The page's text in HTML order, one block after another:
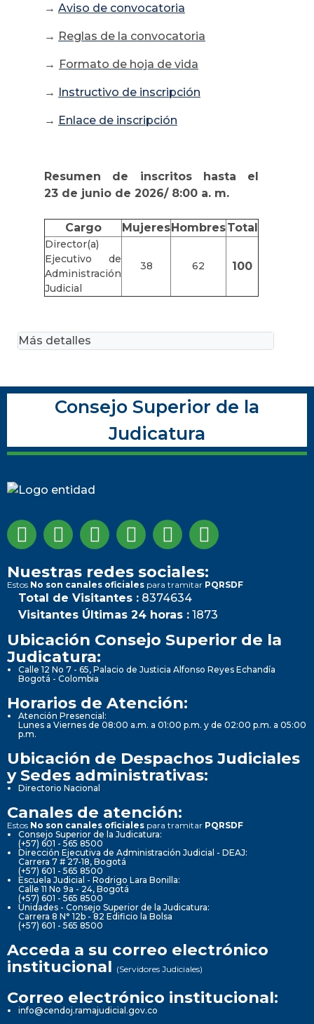
→ Aviso de convocatoria
→ Reglas de la convocatoria
→ Formato de hoja de vida
→ Instructivo de inscripción
→ Enlace de inscripción
Resumen de inscritos hasta el
23 de junio de 2026/ 8:00 a. m.
Cargo MujeresHombresTotal
Director(a)
Ejecutivo de
Administración
Judicial
38 62 100
Más detalles
Consejo Superior de la
Judicatura
Nuestras redes sociales:
Estos No son canales oficiales para tramitar PQRSDF
Total de Visitantes : 8374634
Visitantes Últimas 24 horas : 1873
Ubicación Consejo Superior de la
Judicatura:
Calle 12 No 7 - 65, Palacio de Justicia Alfonso Reyes Echandía
Bogotá - Colombia
Horarios de Atención:
Atención Presencial:
Lunes a Viernes de 08:00 a.m. a 01:00 p.m. y de 02:00 p.m. a 05:00
p.m.
Ubicación de Despachos Judiciales
y Sedes administrativas:
Directorio Nacional
Canales de atención:
Estos No son canales oficiales para tramitar PQRSDF
Consejo Superior de la Judicatura:
(+57) 601 - 565 8500
Dirección Ejecutiva de Administración Judicial - DEAJ:
Carrera 7 # 27-18, Bogotá
(+57) 601 - 565 8500
Escuela Judicial - Rodrigo Lara Bonilla:
Calle 11 No 9a - 24, Bogotá
(+57) 601 - 565 8500
Unidades - Consejo Superior de la Judicatura:
Carrera 8 N° 12b - 82 Edificio la Bolsa
(+57) 601 - 565 8500
Acceda a su correo electrónico
institucional (Servidores Judiciales)
Correo electrónico institucional:
info@cendoj.ramajudicial.gov.co